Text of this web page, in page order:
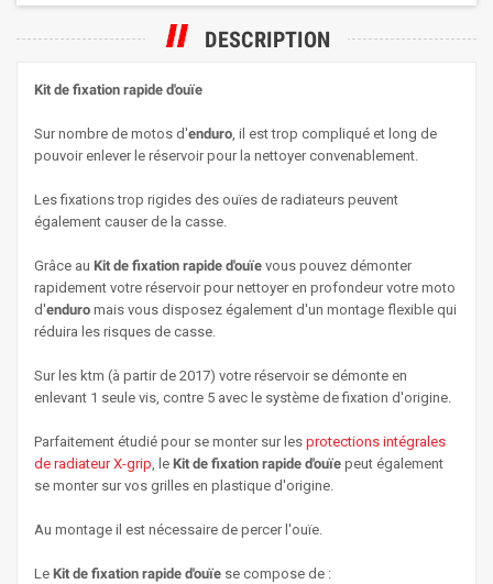
DESCRIPTION
Kit de fixation rapide d'ouïe
Sur nombre de motos d'enduro, il est trop compliqué et long de
pouvoir enlever le réservoir pour la nettoyer convenablement.
Les fixations trop rigides des ouïes de radiateurs peuvent
également causer de la casse.
Grâce au Kit de fixation rapide d'ouïe vous pouvez démonter
rapidement votre réservoir pour nettoyer en profondeur votre moto
d'enduro mais vous disposez également d'un montage flexible qui
réduira les risques de casse.
Sur les ktm (à partir de 2017) votre réservoir se démonte en
enlevant 1 seule vis, contre 5 avec le système de fixation d'origine.
Parfaitement étudié pour se monter sur les protections intégrales
de radiateur X-grip, le Kit de fixation rapide d'ouïe peut également
se monter sur vos grilles en plastique d'origine.
Au montage il est nécessaire de percer l'ouïe.
Le Kit de fixation rapide d'ouïe se compose de :